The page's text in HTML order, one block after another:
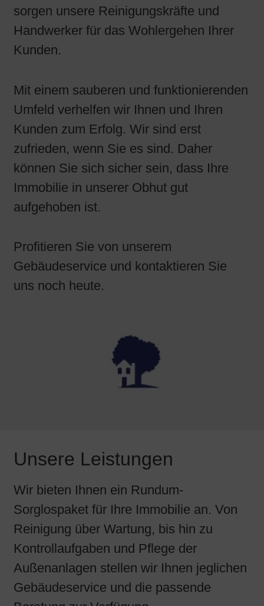
sorgen unsere Reinigungskräfte und
Handwerker für das Wohlergehen Ihrer
Kunden.
Mit einem sauberen und funktionierenden
Umfeld verhelfen wir Ihnen und Ihren
Kunden zum Erfolg. Wir sind erst
zufrieden, wenn Sie es sind. Daher
können Sie sich sicher sein, dass Ihre
Immobilie in unserer Obhut gut
aufgehoben ist.
Profitieren Sie von unserem
Gebäudeservice und kontaktieren Sie
uns noch heute.
Unsere Leistungen
Wir bieten Ihnen ein Rundum-
Sorglospaket für Ihre Immobilie an. Von
Reinigung über Wartung, bis hin zu
Kontrollaufgaben und Pflege der
Außenanlagen stellen wir Ihnen jeglichen
Gebäudeservice und die passende